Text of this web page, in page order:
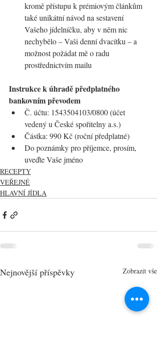
kromě přístupu k prémiovým článkům
také unikátní návod na sestavení
Vašeho jídelníčku, aby v něm nic
nechybělo – Vaši denní dvacítku – a
možnost požádat mě o radu
prostřednictvím mailu
Instrukce k úhradě předplatného
bankovním převodem
Č. účtu: 1543504103/0800 (účet
vedený u České spořitelny a.s.)
Částka: 990 Kč (roční předplatné)
Do poznámky pro příjemce, prosím,
uveďte Vaše jméno
RECEPTY
VEŘEJNÉ
HLAVNÍ JÍDLA
Nejnovější příspěvky Zobrazit vše